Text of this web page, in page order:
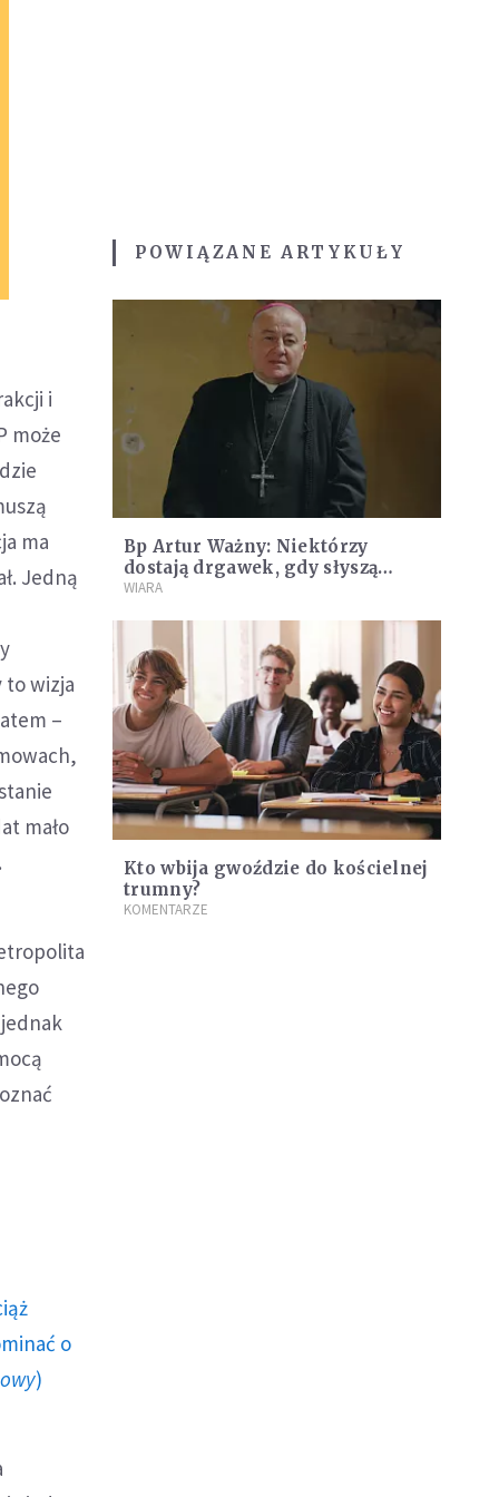
i
może
ma
Jedną
to wizja
–
mało
o
)
POWIĄZANE ARTYKUŁY
Bp Artur Ważny: Niektórzy
dostają drgawek, gdy słyszą
papieża Franciszka
WIARA
Kto wbija gwoździe do kościelnej
trumny?
KOMENTARZE